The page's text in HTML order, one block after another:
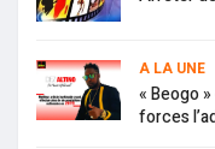
A LA UNE
« Beogo
forces